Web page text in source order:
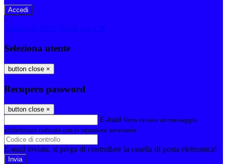
-
Entra con SPID
Entra con CIE
Seleziona utente
button close ×
Recupero password
button close ×
E-mail Verrà inviato un messaggio
all'indirizzo indicato con le istruzioni necessarie.
E-mail inviata, si prega di controllare la casella di posta elettronica!